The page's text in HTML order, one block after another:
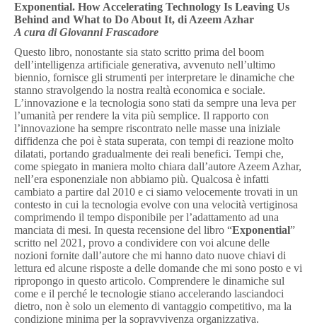
Exponential. How Accelerating Technology Is Leaving Us
Behind and What to Do About It, di Azeem Azhar
A cura di Giovanni Frascadore
Questo libro, nonostante sia stato scritto prima del boom
dell’intelligenza artificiale generativa, avvenuto nell’ultimo
biennio, fornisce gli strumenti per interpretare le dinamiche che
stanno stravolgendo la nostra realtà economica e sociale.
L’innovazione e la tecnologia sono stati da sempre una leva per
l’umanità per rendere la vita più semplice. Il rapporto con
l’innovazione ha sempre riscontrato nelle masse una iniziale
diffidenza che poi è stata superata, con tempi di reazione molto
dilatati, portando gradualmente dei reali benefici. Tempi che,
come spiegato in maniera molto chiara dall’autore Azeem Azhar,
nell’era esponenziale non abbiamo più. Qualcosa è infatti
cambiato a partire dal 2010 e ci siamo velocemente trovati in un
contesto in cui la tecnologia evolve con una velocità vertiginosa
comprimendo il tempo disponibile per l’adattamento ad una
manciata di mesi. In questa recensione del libro “Exponential”
scritto nel 2021, provo a condividere con voi alcune delle
nozioni fornite dall’autore che mi hanno dato nuove chiavi di
lettura ed alcune risposte a delle domande che mi sono posto e vi
ripropongo in questo articolo. Comprendere le dinamiche sul
come e il perché le tecnologie stiano accelerando lasciandoci
dietro, non è solo un elemento di vantaggio competitivo, ma la
condizione minima per la sopravvivenza organizzativa.